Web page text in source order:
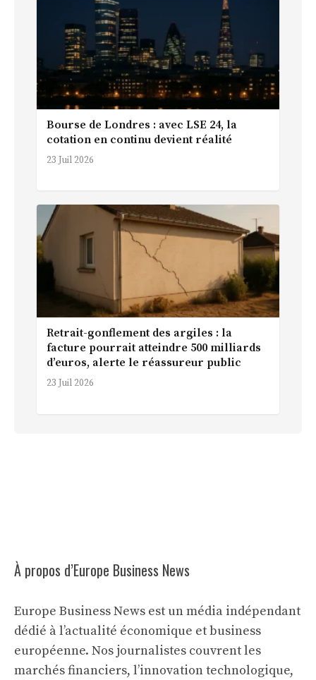
Bourse de Londres : avec LSE 24, la
cotation en continu devient réalité
23 Juil 2026
Retrait-gonflement des argiles : la
facture pourrait atteindre 500 milliards
d’euros, alerte le réassureur public
23 Juil 2026
À propos d’Europe Business News
Europe Business News est un média indépendant
dédié à l’actualité économique et business
européenne. Nos journalistes couvrent les
marchés financiers, l’innovation technologique,